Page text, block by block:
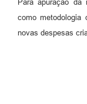
Para apuração da
como metodologia
novas despesas